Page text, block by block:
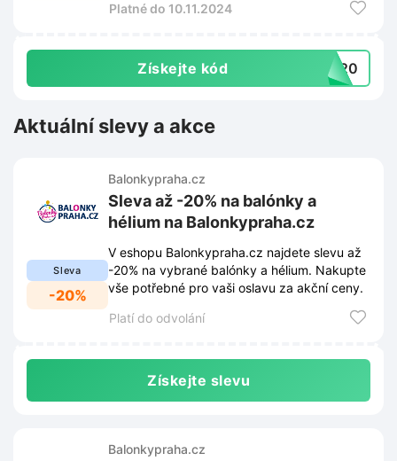
Platné do 10.11.2024
Získejte kód en20
Aktuální slevy a akce
Sleva
-20%
Balonkypraha.cz
Sleva až -20% na balónky a
hélium na Balonkypraha.cz
V eshopu Balonkypraha.cz najdete slevu až
-20% na vybrané balónky a hélium. Nakupte
vše potřebné pro vaši oslavu za akční ceny.
Platí do odvolání
Získejte slevu
Balonkypraha.cz